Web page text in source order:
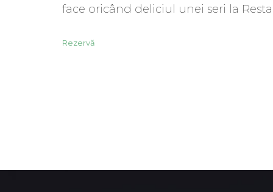
face oricând deliciul unei seri la
Rezervă